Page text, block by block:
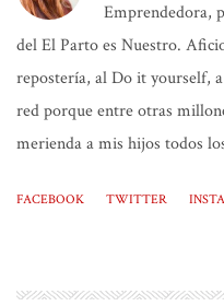
Emprendedora,
del El Parto es Nuestro.
repostería, al Do it yourself,
red porque entre otras
merienda a mis hijos todos
FACEBOOK TWITTER